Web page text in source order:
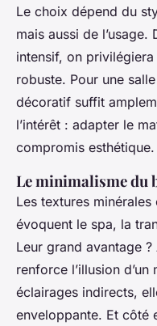
Le choix dépend du
mais aussi de
intensif, on
robuste. Pour une
décoratif suffit
l’intérêt : adapter le
compromis esthétique.
Le minimalisme du
Les textures
évoquent le spa, la
Leur grand avantage ?
renforce l’illusion
éclairages indirects,
enveloppante. Et côté